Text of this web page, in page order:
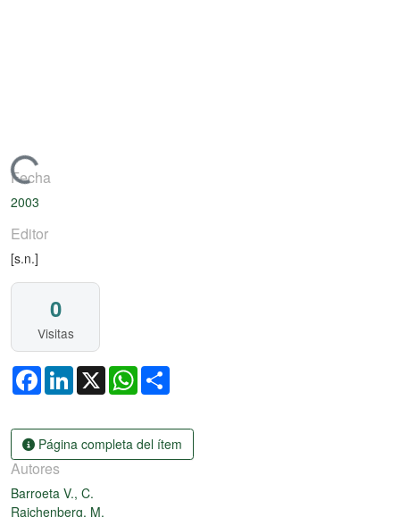
Cargando...
Fecha
2003
Editor
[s.n.]
0
Visitas
FacebookLinkedIn
X WhatsApp
Página completa del ítem
Autores
Barroeta V., C.
Rajchenberg, M.